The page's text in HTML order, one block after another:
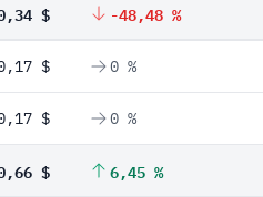
$ -48,48 %
$ 0 %
$ 0 %
$ 6,45 %